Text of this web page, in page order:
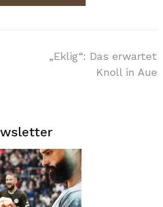
„Eklig“: Das erwartet
Knoll in Aue